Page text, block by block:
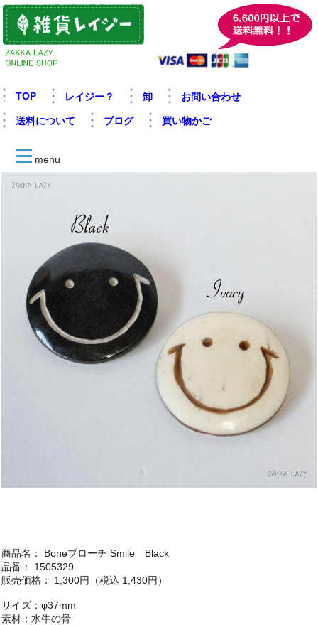
TOP レイジー？ 卸 お問い合わせ
送料について ブログ 買い物かご
menu
商品名： Boneブローチ Smile Black
品番： 1505329
販売価格： 1,300円（税込 1,430円）
サイズ：φ37mm
素材：水牛の骨